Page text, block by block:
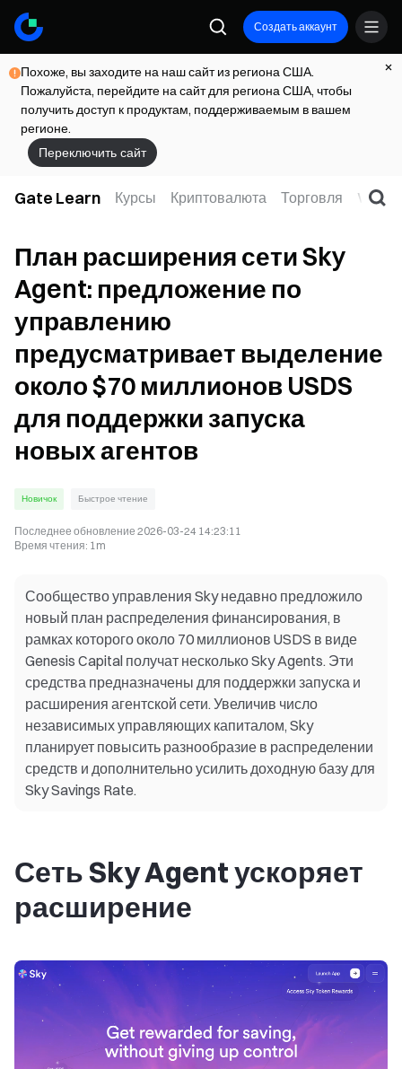
Создать аккаунт
Похоже, вы заходите на наш сайт из региона США.
Пожалуйста, перейдите на сайт для региона США, чтобы
получить доступ к продуктам, поддерживаемым в вашем
регионе.
Переключить сайт
Gate Learn Курсы Криптовалюта Торговля Web3
План расширения сети Sky
Agent: предложение по
управлению
предусматривает выделение
около $70 миллионов USDS
для поддержки запуска
новых агентов
Новичок Быстрое чтение
Последнее обновление 2026-03-24 14:23:11
Время чтения: 1m
Сообщество управления Sky недавно предложило
новый план распределения финансирования, в
рамках которого около 70 миллионов USDS в виде
Genesis Capital получат несколько Sky Agents. Эти
средства предназначены для поддержки запуска и
расширения агентской сети. Увеличив число
независимых управляющих капиталом, Sky
планирует повысить разнообразие в распределении
средств и дополнительно усилить доходную базу для
Sky Savings Rate.
Сеть Sky Agent ускоряет
расширение